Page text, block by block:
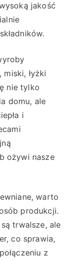
jakość
łyżki
nie tylko
domu, ale
i
ożywi nasze
warto
produkcji.
trwalsze, ale
co sprawia,
z